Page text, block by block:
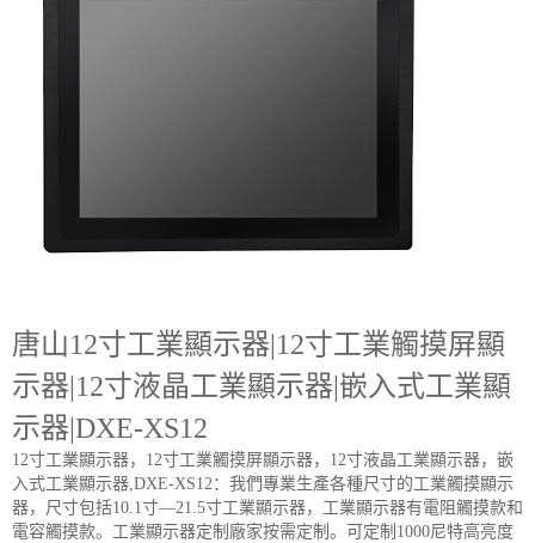
唐山12寸工業顯示器|12寸工業觸摸屏顯
示器|12寸液晶工業顯示器|嵌入式工業顯
示器|DXE-XS12
12寸工業顯示器，12寸工業觸摸屏顯示器，12寸液晶工業顯示器，嵌
入式工業顯示器,DXE-XS12：我們專業生產各種尺寸的工業觸摸顯示
器，尺寸包括10.1寸—21.5寸工業顯示器，工業顯示器有電阻觸摸款和
電容觸摸款。工業顯示器定制廠家按需定制。可定制1000尼特高亮度